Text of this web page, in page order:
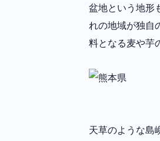
盆地という地形
れの地域が独自
料となる麦や芋
天草のような島